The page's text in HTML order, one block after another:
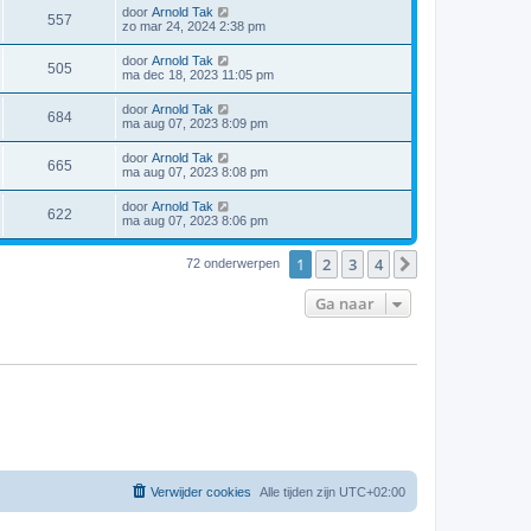
557 door Arnold Tak
zo mar 24, 2024 2:38 pm
505 door Arnold Tak
ma dec 18, 2023 11:05 pm
684 door Arnold Tak
ma aug 07, 2023 8:09 pm
665 door Arnold Tak
ma aug 07, 2023 8:08 pm
622 door Arnold Tak
ma aug 07, 2023 8:06 pm
72 onderwerpen 1 2 3 4
Ga naar
Alle tijden zijn UTC+02:00
Verwijder cookies